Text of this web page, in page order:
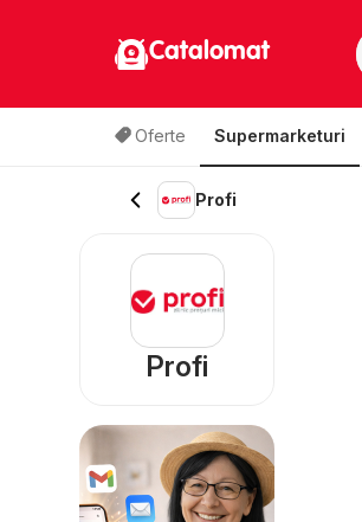
Catalomat
Oferte Supermarketuri
Profi
Profi